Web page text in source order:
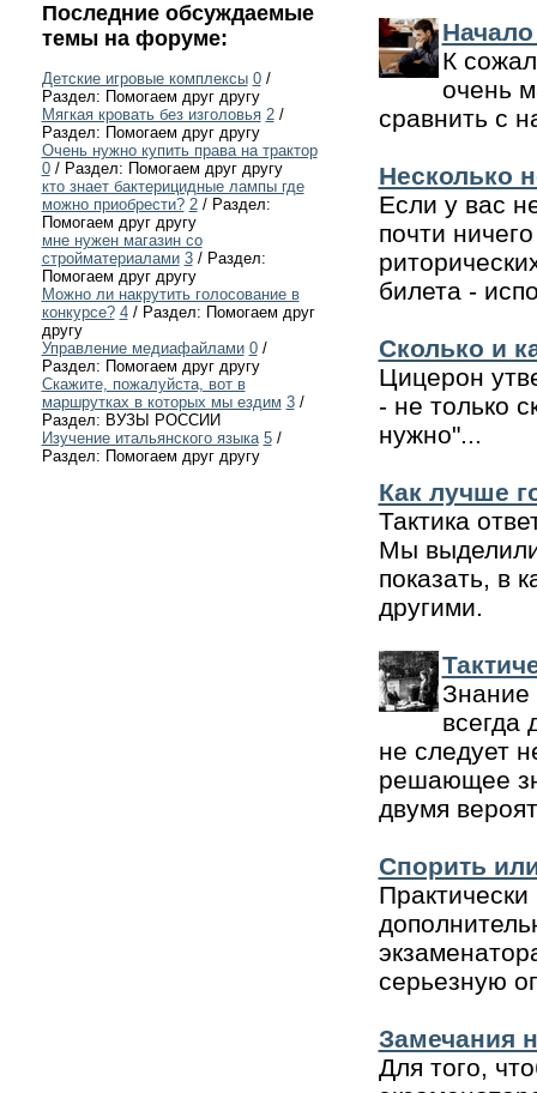
Последние обсуждаемые
темы на форуме:
Детские игровые комплексы 0/
Раздел: Помогаем друг другу
Мягкая кровать без изголовья 2/
Раздел: Помогаем друг другу
Очень нужно купить права на трактор
0/ Раздел: Помогаем друг другу
кто знает бактерицидные лампы где
можно приобрести? 2/ Раздел:
Помогаем друг другу
мне нужен магазин со
стройматериалами 3/ Раздел:
Помогаем друг другу
Можно ли накрутить голосование в
конкурсе? 4/ Раздел: Помогаем друг
другу
Управление медиафайлами 0/
Раздел: Помогаем друг другу
Скажите, пожалуйста, вот в
маршрутках в которых мы ездим 3/
Раздел: ВУЗЫ РОССИИ
Изучение итальянского языка 5/
Раздел: Помогаем друг другу
Начало
К
очень
сравнить с
Несколько
Если у вас
почти
билета -
Сколько и
Цицерон
- не только
нужно"...
Как лучше
Тактика
Мы выделили
показать, в
другими.
Знание
всегда
не следует
решающее
двумя
Спорить
серьезную
Замечания
Для того,